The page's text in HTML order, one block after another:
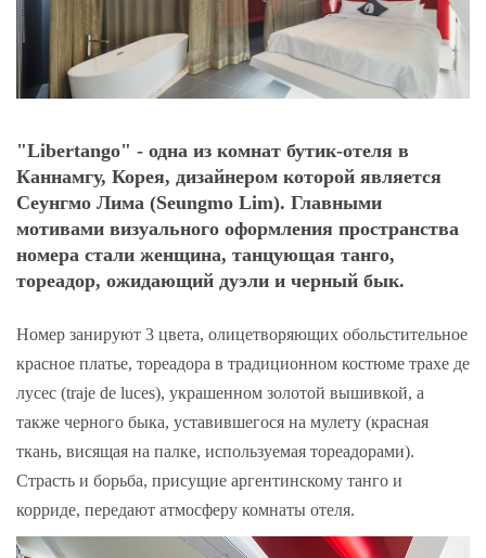
"Libertango" - одна из комнат бутик-отеля в
Каннамгу, Корея, дизайнером которой является
Сеунгмо Лима (Seungmo Lim). Главными
мотивами визуального оформления пространства
номера стали женщина, танцующая танго,
тореадор, ожидающий дуэли и черный бык.
Номер занируют 3 цвета, олицетворяющих обольстительное
красное платье, тореадора в традиционном костюме трахе де
лусес (traje de luces), украшенном золотой вышивкой, а
также черного быка, уставившегося на мулету (красная
ткань, висящая на палке, используемая тореадорами).
Страсть и борьба, присущие аргентинскому танго и
корриде, передают атмосферу комнаты отеля.